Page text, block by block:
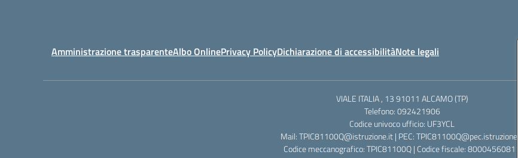
Amministrazione trasparenteAlbo OnlinePrivacy PolicyDichiarazione di accessibilitàNote legali
VIALE ITALIA , 13 91011 ALCAMO (TP)
Telefono: 092421906
Codice univoco ufficio: UF3YCL
Mail: TPIC81100Q@istruzione.it | PEC: TPIC81100Q@pec.istruzione.it
Codice meccanografico: TPIC81100Q | Codice fiscale: 80004560811